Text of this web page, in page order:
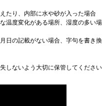
たり、内部に水や砂が入った場合
温度変化がある場所、湿度の多い場
日の記載がない場合、字句を書き換
しないよう大切に保管してください